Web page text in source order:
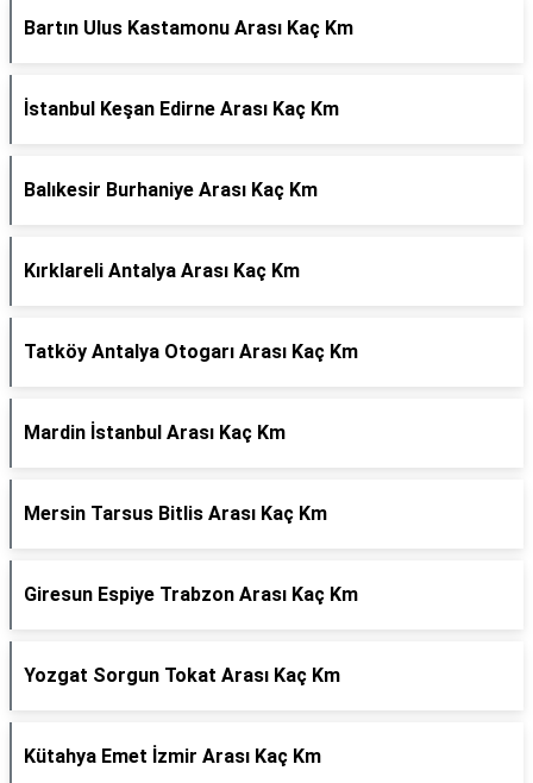
Bartın Ulus Kastamonu Arası Kaç Km
İstanbul Keşan Edirne Arası Kaç Km
Balıkesir Burhaniye Arası Kaç Km
Kırklareli Antalya Arası Kaç Km
Tatköy Antalya Otogarı Arası Kaç Km
Mardin İstanbul Arası Kaç Km
Mersin Tarsus Bitlis Arası Kaç Km
Giresun Espiye Trabzon Arası Kaç Km
Yozgat Sorgun Tokat Arası Kaç Km
Kütahya Emet İzmir Arası Kaç Km